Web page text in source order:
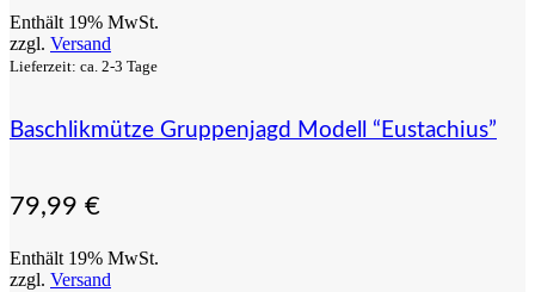
Enthält 19% MwSt.
zzgl. Versand
Lieferzeit: ca. 2-3 Tage
Baschlikmütze Gruppenjagd Modell “Eustachius”
79,99 €
Enthält 19% MwSt.
zzgl. Versand